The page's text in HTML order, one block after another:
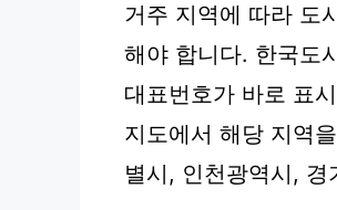
거주 지역에 따라 도
해야 합니다. 한국도
대표번호가 바로 표
지도에서 해당 지역
별시, 인천광역시,